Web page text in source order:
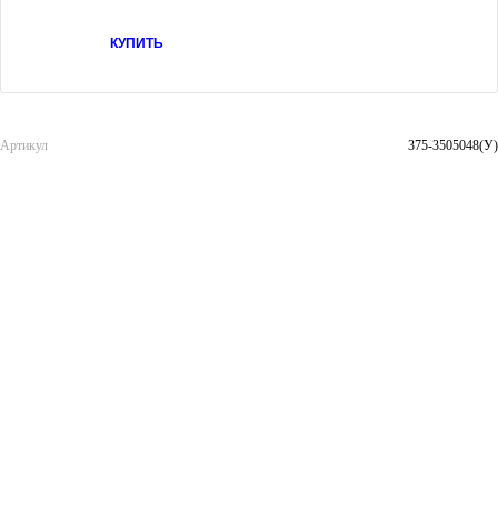
КУПИТЬ
Артикул 375-3505048(У)